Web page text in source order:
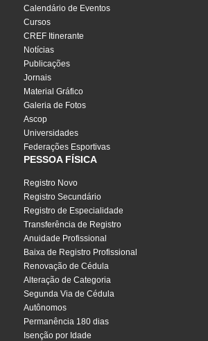
Calendário de Eventos
Cursos
CREF Itinerante
Notícias
Publicações
Jornais
Material Gráfico
Galeria de Fotos
Ascop
Universidades
Federações Esportivas
PESSOA FÍSICA
Registro Novo
Registro Secundário
Registro de Especialidade
Transferência de Registro
Anuidade Profissional
Baixa de Registro Profissional
Renovação de Cédula
Alteração de Categoria
Segunda Via de Cédula
Autônomos
Permanência 180 dias
Isenção por Idade